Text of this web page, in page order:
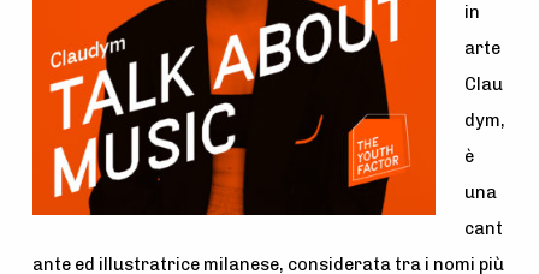
in
arte
Clau
dym,
è
una
cant
ante ed illustratrice milanese, considerata tra i nomi più